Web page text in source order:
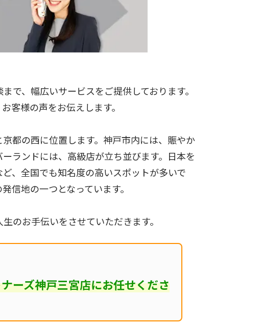
で、幅広いサービスをご提供しております。
客様の声をお伝えします。
都の西に位置します。神戸市内には、賑やか
ランドには、高級店が立ち並びます。日本を
、全国でも知名度の高いスポットが多いで
信地の一つとなっています。
のお手伝いをさせていただきます。
ーズ神戸三宮店にお任せくださ